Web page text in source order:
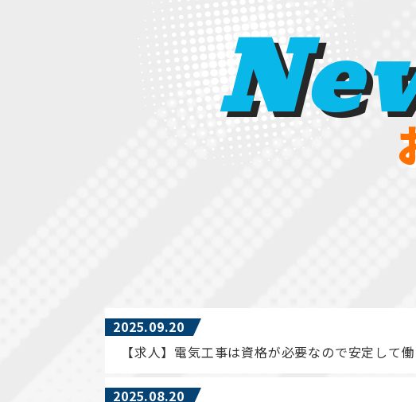
2025.09.20
【求人】電気工事は資格が必要なので安定して
2025.08.20